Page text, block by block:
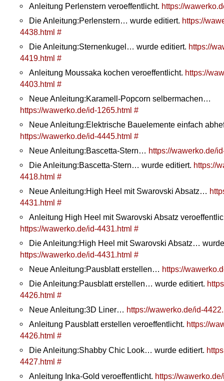
Anleitung Perlenstern veroeffentlicht. https://
Die Anleitung:Perlenstern… wurde editiert. https://
4438.html #
Die Anleitung:Sternenkugel… wurde editiert. https://
4419.html #
Anleitung Moussaka kochen veroeffentlicht. https://
4403.html #
Neue Anleitung:Karamell-Popcorn selbermachen…
https://wawerko.de/id-1265.html #
Neue Anleitung:Elektrische Bauelemente einfach
https://wawerko.de/id-4445.html #
Neue Anleitung:Bascetta-Stern… https://wawerko.de/
Die Anleitung:Bascetta-Stern… wurde editiert. https://
4418.html #
Neue Anleitung:High Heel mit Swarovski Absatz…
4431.html #
Anleitung High Heel mit Swarovski Absatz
https://wawerko.de/id-4431.html #
Die Anleitung:High Heel mit Swarovski Absatz…
https://wawerko.de/id-4431.html #
Neue Anleitung:Pausblatt erstellen… https://
Die Anleitung:Pausblatt erstellen… wurde editiert.
4426.html #
Neue Anleitung:3D Liner… https://wawerko.de/id-
Anleitung Pausblatt erstellen veroeffentlicht. https://
4426.html #
Die Anleitung:Shabby Chic Look… wurde editiert.
4427.html #
Anleitung Inka-Gold veroeffentlicht. https://